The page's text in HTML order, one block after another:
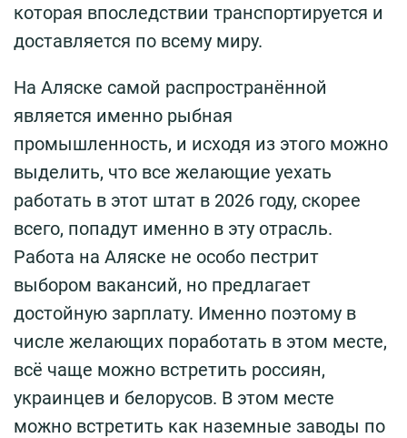
которая впоследствии транспортируется и
доставляется по всему миру.
На Аляске самой распространённой
является именно рыбная
промышленность, и исходя из этого можно
выделить, что все желающие уехать
работать в этот штат в 2026 году, скорее
всего, попадут именно в эту отрасль.
Работа на Аляске не особо пестрит
выбором вакансий, но предлагает
достойную зарплату. Именно поэтому в
числе желающих поработать в этом месте,
всё чаще можно встретить россиян,
украинцев и белорусов. В этом месте
можно встретить как наземные заводы по